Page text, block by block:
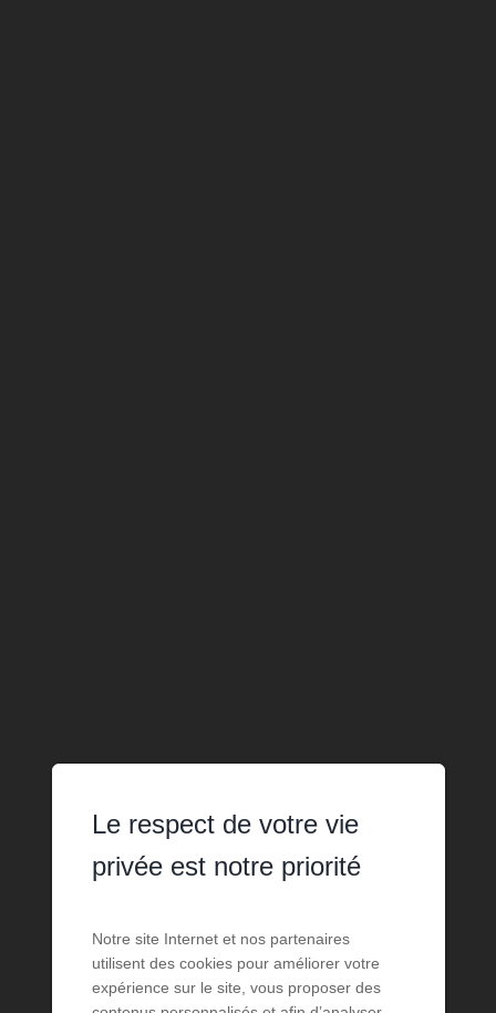
Le respect de votre vie
privée est notre priorité
Notre site Internet et nos partenaires
utilisent des cookies pour améliorer votre
expérience sur le site, vous proposer des